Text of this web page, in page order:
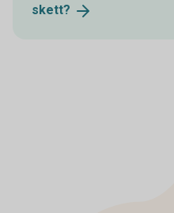
skett?